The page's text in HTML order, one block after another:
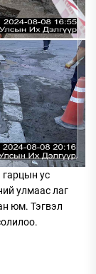
гарцын ус
улмаас лаг
юм. Тэгвэл